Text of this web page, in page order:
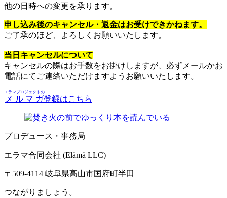
他の日時への変更を承ります。
申し込み後のキャンセル・返金はお受けできかねます。
ご了承のほど、よろしくお願いいたします。
当日キャンセルについて
キャンセルの際はお手数をお掛けしますが、必ずメールかお
電話にてご連絡いただけますようお願いいたします。
メルマガ
エラマプロジェクトの
登録はこちら
プロデュース・事務局
エラマ合同会社 (Elämä LLC)
〒509-4114 岐阜県高山市国府町半田
つながりましょう。